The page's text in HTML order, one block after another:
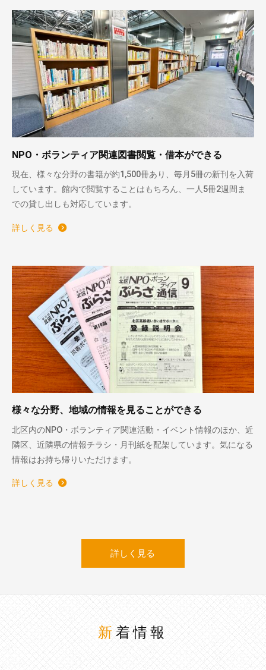
NPO・ボランティア関連図書閲覧・借本ができる
現在、様々な分野の書籍が約1,500冊あり、毎月5冊の新刊を入荷
しています。館内で閲覧することはもちろん、一人5冊2週間ま
での貸し出しも対応しています。
詳しく見る
様々な分野、地域の情報を見ることができる
北区内のNPO・ボランティア関連活動・イベント情報のほか、近
隣区、近隣県の情報チラシ・月刊紙を配架しています。気になる
情報はお持ち帰りいただけます。
詳しく見る
詳しく見る
新着情報